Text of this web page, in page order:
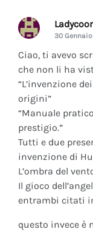
30 Gennaio
Ciao, ti avevo
che non li ha
“L’invenzione
origini”
“Manuale
prestigio.”
Tutti e due
invenzione di
L’ombra del
Il gioco
entrambi citati
questo invece è